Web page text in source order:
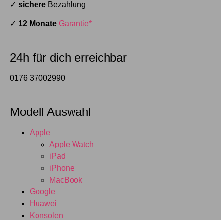
✓ sichere Bezahlung
✓ 12 Monate Garantie*
24h für dich erreichbar
0176 37002990
Modell Auswahl
Apple
Apple Watch
iPad
iPhone
MacBook
Google
Huawei
Konsolen